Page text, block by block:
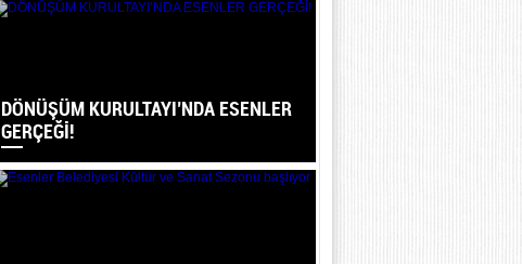
DÖNÜŞÜM KURULTAYI’NDA ESENLER
GERÇEĞİ!